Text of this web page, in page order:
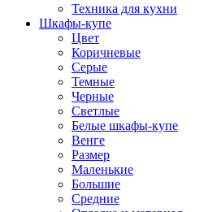
Техника для кухни
Шкафы-купе
Цвет
Коричневые
Серые
Темные
Черные
Светлые
Белые шкафы-купе
Венге
Размер
Маленькие
Большие
Средние